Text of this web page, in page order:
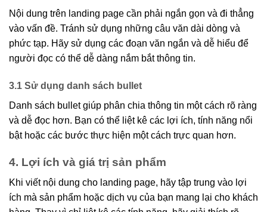
Nội dung trên landing page cần phải ngắn gọn và đi thẳng
vào vấn đề. Tránh sử dụng những câu văn dài dòng và
phức tạp. Hãy sử dụng các đoạn văn ngắn và dễ hiểu để
người đọc có thể dễ dàng nắm bắt thông tin.
3.1 Sử dụng danh sách bullet
Danh sách bullet giúp phân chia thông tin một cách rõ ràng
và dễ đọc hơn. Bạn có thể liệt kê các lợi ích, tính năng nổi
bật hoặc các bước thực hiện một cách trực quan hơn.
4. Lợi ích và giá trị sản phẩm
Khi viết nội dung cho landing page, hãy tập trung vào lợi
ích mà sản phẩm hoặc dịch vụ của bạn mang lại cho khách